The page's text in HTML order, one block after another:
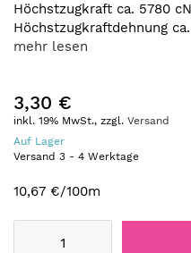
Höchstzugkraft ca. 5780 cN
Höchstzugkraftdehnung ca.
mehr lesen
3,30 €
inkl. 19% MwSt., zzgl. Versand
Auf Lager
Versand 3 - 4 Werktage
10,67 €/100m